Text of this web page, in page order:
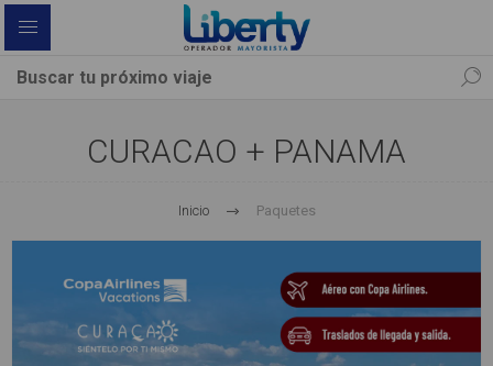
CURACAO + PANAMA
Inicio Paquetes